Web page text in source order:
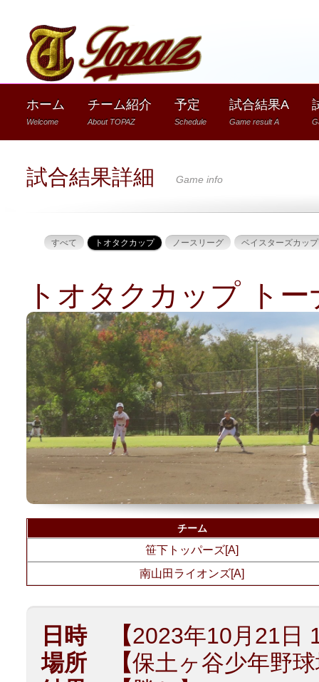
ホーム
Welcome
チーム紹介
About TOPAZ
予定
Schedule
試合結果A
Game result A
試合結果詳細 Game info
すべて トオタクカップ ノースリーグ ベイスターズカップ
トオタクカップ ト
チーム
笹下トッパーズ[A]
南山田ライオンズ[A]
日時 【2023年10月21日
場所 【保土ヶ谷少年野